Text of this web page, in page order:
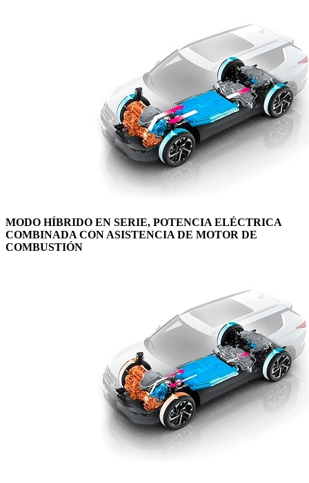
MODO HÍBRIDO EN SERIE, POTENCIA ELÉCTRICA
COMBINADA CON ASISTENCIA DE MOTOR DE
COMBUSTIÓN